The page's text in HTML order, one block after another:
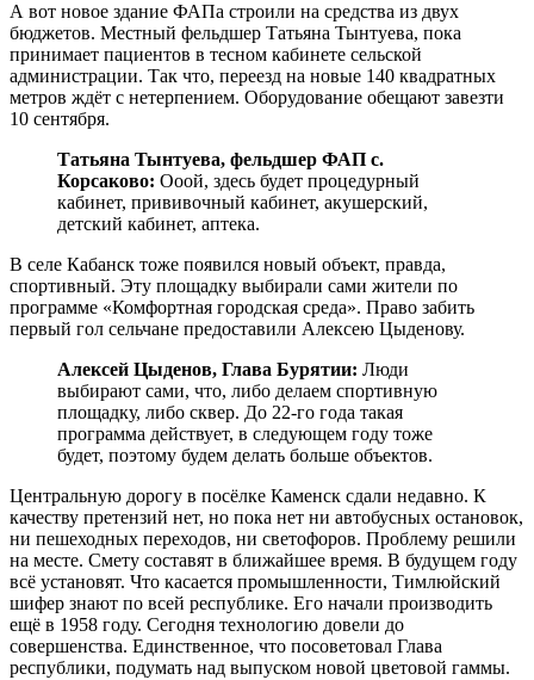
А вот новое здание ФАПа строили на средства из двух
бюджетов. Местный фельдшер Татьяна Тынтуева, пока
принимает пациентов в тесном кабинете сельской
администрации. Так что, переезд на новые 140 квадратных
метров ждёт с нетерпением. Оборудование обещают завезти
10 сентября.
Татьяна Тынтуева, фельдшер ФАП с.
Корсаково: Ооой, здесь будет процедурный
кабинет, прививочный кабинет, акушерский,
детский кабинет, аптека.
В селе Кабанск тоже появился новый объект, правда,
спортивный. Эту площадку выбирали сами жители по
программе «Комфортная городская среда». Право забить
первый гол сельчане предоставили Алексею Цыденову.
Алексей Цыденов, Глава Бурятии: Люди
выбирают сами, что, либо делаем спортивную
площадку, либо сквер. До 22-го года такая
программа действует, в следующем году тоже
будет, поэтому будем делать больше объектов.
Центральную дорогу в посёлке Каменск сдали недавно. К
качеству претензий нет, но пока нет ни автобусных остановок,
ни пешеходных переходов, ни светофоров. Проблему решили
на месте. Смету составят в ближайшее время. В будущем году
всё установят. Что касается промышленности, Тимлюйский
шифер знают по всей республике. Его начали производить
ещё в 1958 году. Сегодня технологию довели до
совершенства. Единственное, что посоветовал Глава
республики, подумать над выпуском новой цветовой гаммы.